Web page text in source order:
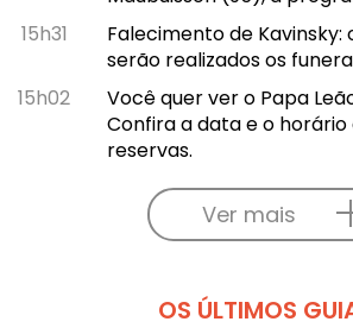
15h31
Falecimento de Kavinsky:
serão realizados os
15h02
Você quer ver o Papa
Confira a data e o
reservas.
Ver mais
OS ÚLTIMOS